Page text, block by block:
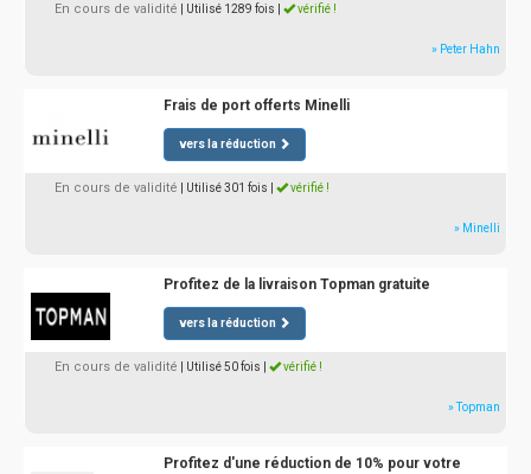
En cours de validité | Utilisé 1289 fois vérifié !
» Peter Hahn
Frais de port offerts Minelli
vers la réduction
En cours de validité | Utilisé 301 fois vérifié !
» Minelli
Profitez de la livraison Topman gratuite
vers la réduction
En cours de validité | Utilisé 50 fois vérifié !
» Topman
Profitez d'une réduction de 10% pour votre